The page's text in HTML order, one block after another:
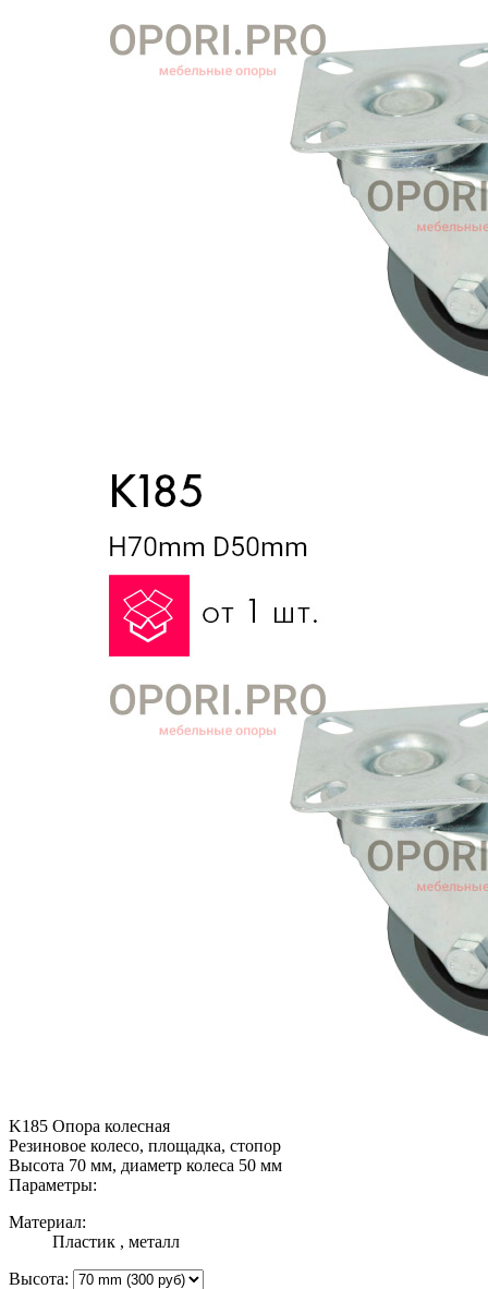
K185 Опора колесная
Резиновое колесо, площадка, стопор
Высота 70 мм, диаметр колеса 50 мм
Параметры:
Материал:
Пластик , металл
Высота: